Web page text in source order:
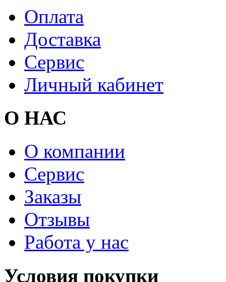
Оплата
Доставка
Сервис
Личный кабинет
О НАС
О компании
Сервис
Заказы
Отзывы
Работа у нас
Условия покупки